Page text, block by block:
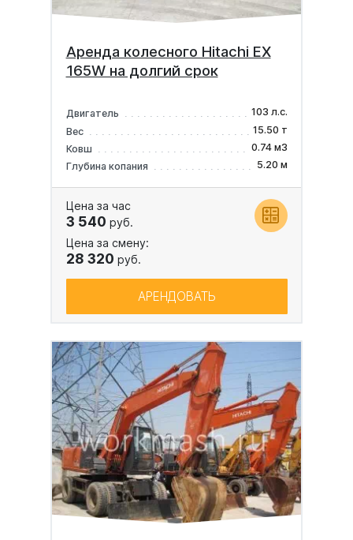
Аренда колесного Hitachi EX
165W на долгий срок
Двигатель
103 л.с.
Вес
15.50 т
Ковш
0.74 м3
Глубина копания
5.20 м
Цена за час
3 540 руб.
Цена за смену:
28 320 руб.
АРЕНДОВАТЬ